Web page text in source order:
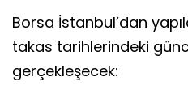
Borsa İstanbul’dan
takas tarihlerindeki
gerçekleşecek: